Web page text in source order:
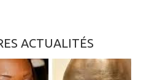
ACTUALITÉS